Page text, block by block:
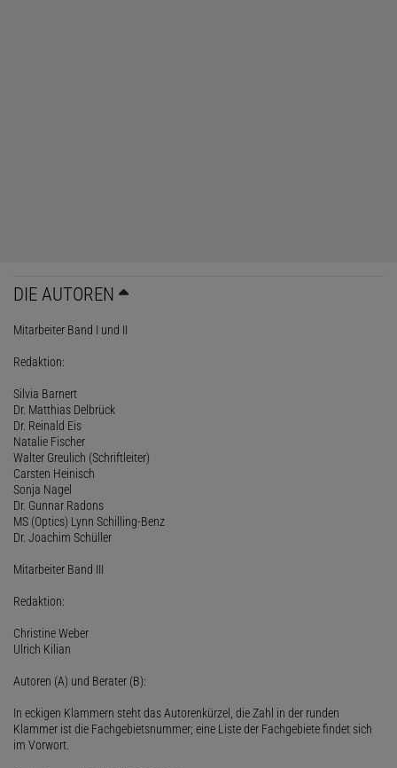
DIE AUTOREN
Mitarbeiter Band I und II
Redaktion:
Silvia Barnert
Dr. Matthias Delbrück
Dr. Reinald Eis
Natalie Fischer
Walter Greulich (Schriftleiter)
Carsten Heinisch
Sonja Nagel
Dr. Gunnar Radons
MS (Optics) Lynn Schilling-Benz
Dr. Joachim Schüller
Mitarbeiter Band III
Redaktion:
Christine Weber
Ulrich Kilian
Autoren (A) und Berater (B):
In eckigen Klammern steht das Autorenkürzel, die Zahl in der runden
Klammer ist die Fachgebietsnummer; eine Liste der Fachgebiete findet sich
im Vorwort.